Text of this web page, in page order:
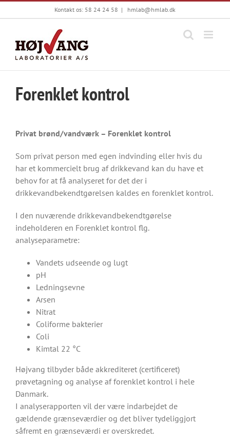
to
Kontakt os: 58 24 24 58 | hmlab@hmlab.dk
Forenklet kontrol
Privat brønd/vandværk – Forenklet kontrol
Som privat person med egen indvinding eller hvis du
har et kommercielt brug af drikkevand kan du have et
behov for at få analyseret for det der i
drikkevandbekendtgørelsen kaldes en forenklet kontrol.
I den nuværende drikkevandbekendtgørelse
indeholderen en Forenklet kontrol flg.
analyseparametre:
Vandets udseende og lugt
pH
Ledningsevne
Arsen
Nitrat
Coliforme bakterier
Coli
Kimtal 22 °C
Højvang tilbyder både akkrediteret (certificeret)
prøvetagning og analyse af forenklet kontrol i hele
Danmark.
I analyserapporten vil der være indarbejdet de
gældende grænseværdier og det bliver tydeliggjort
såfremt en grænseværdi er overskredet.